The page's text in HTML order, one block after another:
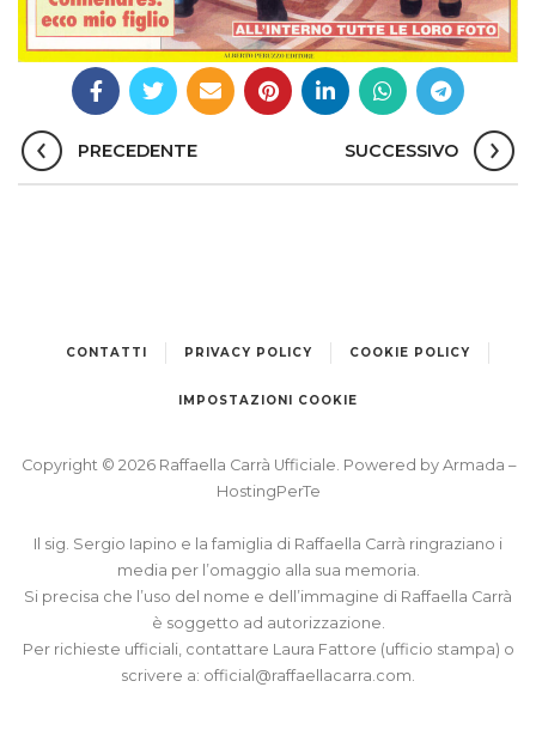
PRECEDENTE SUCCESSIVO
CONTATTI PRIVACY POLICY COOKIE POLICY
IMPOSTAZIONI COOKIE
Copyright © 2026 Raffaella Carrà Ufficiale. Powered by Armada –
HostingPerTe
Il sig. Sergio Iapino e la famiglia di Raffaella Carrà ringraziano i
media per l’omaggio alla sua memoria.
Si precisa che l’uso del nome e dell’immagine di Raffaella Carrà
è soggetto ad autorizzazione.
Per richieste ufficiali, contattare Laura Fattore (ufficio stampa) o
scrivere a: official@raffaellacarra.com